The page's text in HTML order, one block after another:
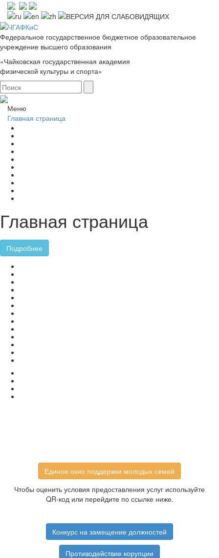
Федеральное государственное бюджетное образовательное
учреждение высшего образования
«Чайковская государственная академия
физической культуры и спорта»
Меню
Главная страница
Главная страница
Подробнее
Единое окно поддержки молодых семей
Чтобы оценить условия предоставления услуг используйте
QR-код или перейдите по ссылке ниже.
Конкурс на замещение должностей
Противодействие корупции